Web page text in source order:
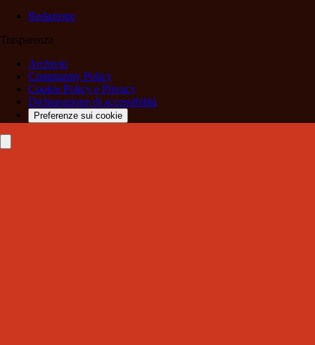
Redazione
Trasparenza
Archivio
Community Policy
Cookie Policy e Privacy
Dichiarazione di accessibilità
Preferenze sui cookie